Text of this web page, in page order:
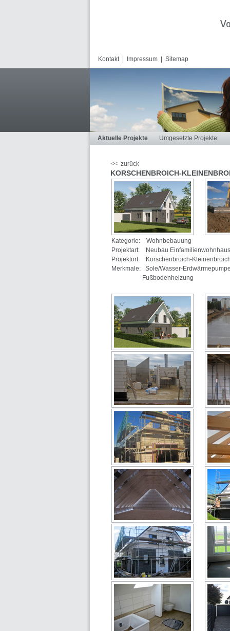
Kontakt| Impressum Sitemap
Aktuelle Projekte Umgesetzte Projekte
<< zurück
KORSCHENBROICH-
Kategorie: Wohnbebauung
Projektart: Neubau Einfamilienwohnhaus
Projektort: Korschenbroich-
Merkmale: Sole/Wasser-
Fußbodenheizung